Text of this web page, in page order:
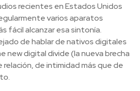
recientes en Estados Unidos
varios aparatos
fácil alcanzar esa sintonía.
de hablar de nativos digitales
new digital divide (la nueva brecha
de intimidad más que de